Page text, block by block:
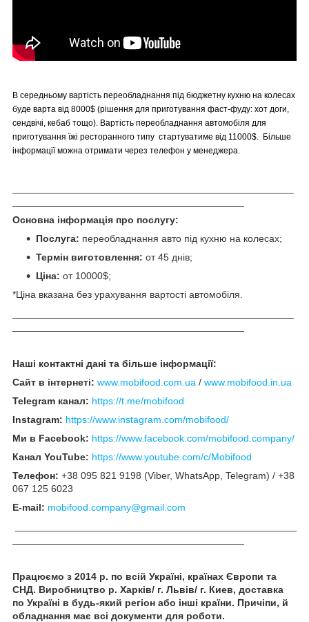
В середньому вартість переобладнання під бюджетну кухню на колесах
буде варта від 8000$ (рішення для приготування фаст-фуду: хот доги,
сендвічі, кебаб тощо). Вартість переобладнання автомобіля для
приготування їжі ресторанного типу стартуватиме від 11000$. Більше
інформації можна отримати через телефон у менеджера.
Основна інформація про послугу:
Послуга: переобладнання авто під кухню на колесах;
Термін виготовлення: от 45 днів;
Ціна: от 10000$;
*Ціна вказана без урахування вартості автомобіля.
Наші контактні дані та більше інформації:
Сайт в інтернеті: www.mobifood.com.ua / www.mobifood.in.ua
Telegram канал: https://t.me/mobifood
Instagram: https://www.instagram.com/mobifood/
Ми в Facebook: https://www.facebook.com/mobifood.company/
Канал YouTube: https://www.youtube.com/c/Mobifood
Телефон: +38 095 821 9198 (Viber, WhatsApp, Telegram) / +38
067 125 6023
E-mail: mobifood.company@gmail.com
Працюємо з 2014 р. по всій Україні, країнах Європи та
СНД. Виробництво р. Харків/ г. Львів/ г. Киев, доставка
по Україні в будь-який регіон або інші країни. Причіпи, й
обладнання має всі документи для роботи.